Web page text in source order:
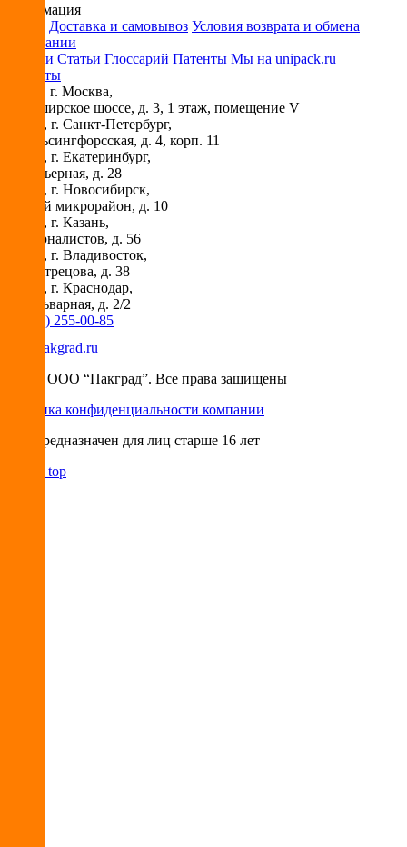
Информация
Доставка и самовывоз Условия возврата и обмена
О компании
Новости Статьи Глоссарий Патенты Мы на unipack.ru
Контакты
, г. Москва,
ул. Каширское шоссе, д. 3, 1 этаж, помещение V
, г. Санкт-Петербург,
ул. Гельсингфорсская, д. 4, корп. 11
, г. Екатеринбург,
ул. Карьерная, д. 28
, г. Новосибирск,
Горский микрорайон, д. 10
, г. Казань,
ул. Журналистов, д. 56
, г. Владивосток,
ул. Вострецова, д. 38
, г. Краснодар,
ул. Бульварная, д. 2/2
+7 (495) 255-00-85
info@pakgrad.ru
© 2026 ООО “Пакград”. Все права защищены
Политика конфиденциальности компании
Сайт предназначен для лиц старше 16 лет
Back to top